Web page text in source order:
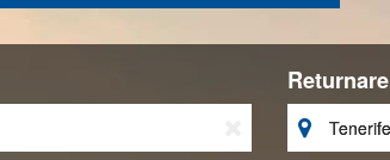
Returnare
